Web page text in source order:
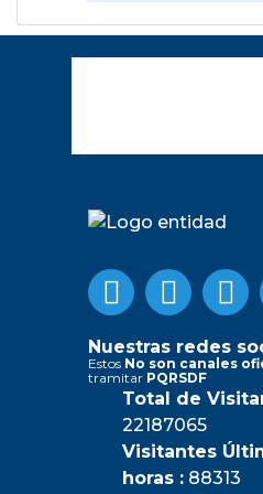
Nuestras redes
Estos No son canales
tramitar PQRSDF
Total de
22187065
Visitantes
horas : 88313